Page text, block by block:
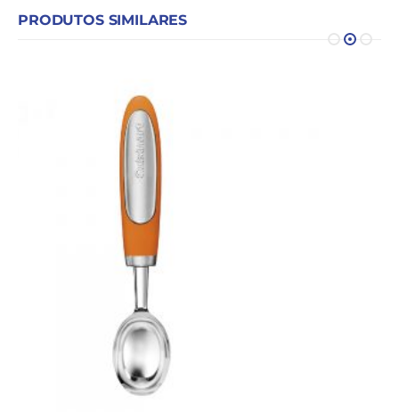
PRODUTOS SIMILARES